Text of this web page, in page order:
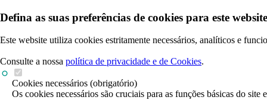
Defina as suas preferências de cookies para este
Este website utiliza cookies estritamente necessários, analíticos e
Consulte a nossa política de privacidade e de Cookies.
Cookies necessários (obrigatório)
Os cookies necessários são cruciais para as funções básicas do